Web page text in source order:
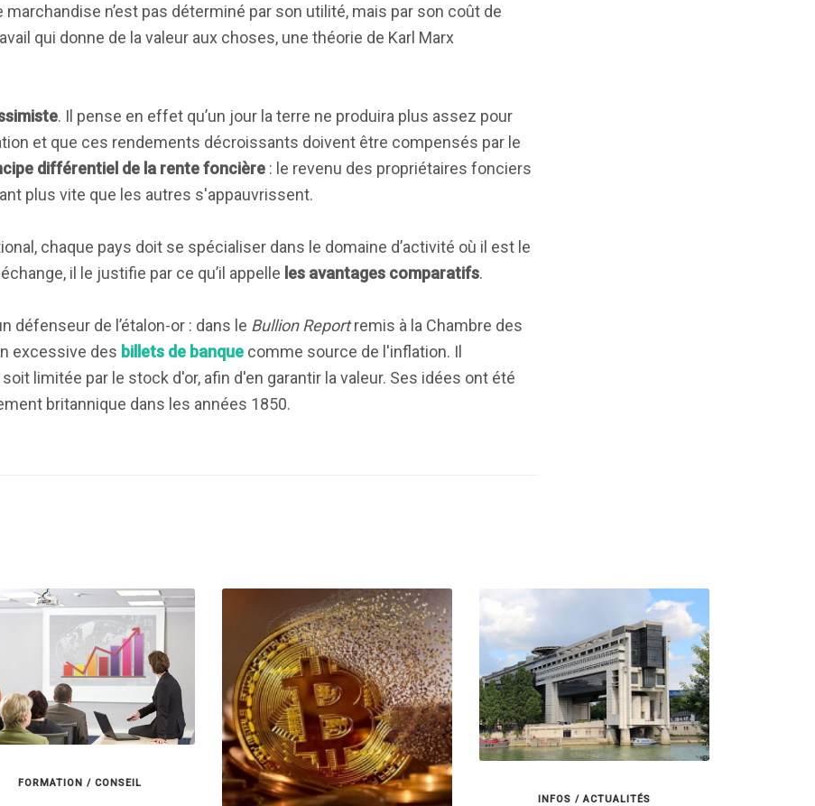
marchandise n’est pas déterminé par son utilité, mais par son coût de
qui donne de la valeur aux choses, une théorie de Karl Marx
. Il pense en effet qu’un jour la terre ne produira plus assez pour
et que ces rendements décroissants doivent être compensés par le
différentiel de la rente foncière : le revenu des propriétaires fonciers
plus vite que les autres s'appauvrissent.
chaque pays doit se spécialiser dans le domaine d’activité où il est le
il le justifie par ce qu’il appelle les avantages comparatifs.
défenseur de l’étalon-or : dans le Bullion Reportremis à la Chambre des
excessive des billets de banque comme source de l'inflation. Il
limitée par le stock d'or, afin d'en garantir la valeur. Ses idées ont été
britannique dans les années 1850.
FORMATION / CONSEIL
INFOS / ACTUALITÉS